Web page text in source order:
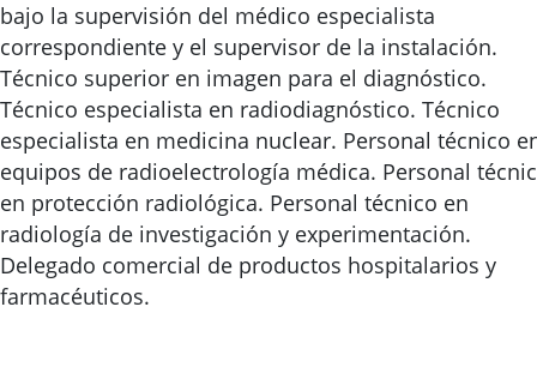
bajo la supervisión del médico especialista
correspondiente y el supervisor de la instalación.
Técnico superior en imagen para el diagnóstico.
Técnico especialista en radiodiagnóstico. Técnico
especialista en medicina nuclear. Personal técnico
equipos de radioelectrología médica. Personal
en protección radiológica. Personal técnico en
radiología de investigación y experimentación.
Delegado comercial de productos hospitalarios y
farmacéuticos.